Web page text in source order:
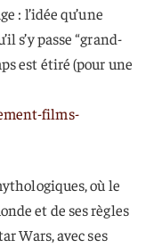
: l’idée qu’une
s’y passe “grand-
est étiré (pour une
films-
où le
et de ses règles
Wars, avec ses